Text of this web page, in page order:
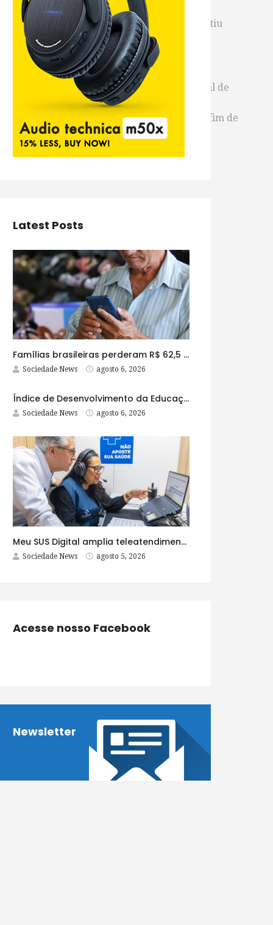
disse ainda que “o mais importante é
que superou todas as dificuldades e garantiu
2.614 votos válidos, alcançando o percentual de
votos válidos Os demais números serão
Universitário (Consu) estará reunido a fim de
Latest Posts
Famílias brasileiras perderam R$ 62,5 bilhões para bets em 2025
Sociedade News agosto 6, 2026
Índice de Desenvolvimento da Educação Básica tem elevação em todas as etapas
Sociedade News agosto 6, 2026
Meu SUS Digital amplia teleatendimentos para pessoas com problemas com jogos e apostas
Sociedade News agosto 5, 2026
Acesse nosso Facebook
Newsletter